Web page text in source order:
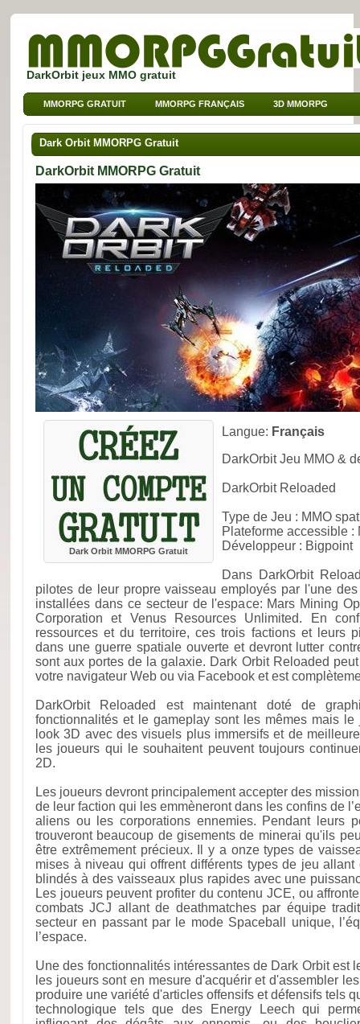
DarkOrbit jeux MMO gratuit
MMORPG GRATUIT MMORPG FRANÇAIS 3D MMORPG
JEUX SUR NAVIGATEUR MMO POUR ENFANTS
MMO DE SPORT
Dark Orbit MMORPG Gratuit
DarkOrbit MMORPG Gratuit
Dark Orbit MMORPG Gratuit
Langue: Français
DarkOrbit Jeu MMO &
DarkOrbit Reloaded
Type de Jeu : MMO
Plateforme accessible :
Développeur : Bigpoint
Dans DarkOrbit
pilotes de leur propre vaisseau employés par l'une
installées dans ce secteur de l'espace: Mars Mining
Corporation et Venus Resources Unlimited. En
ressources et du territoire, ces trois factions et leurs
dans une guerre spatiale ouverte et devront lutter
sont aux portes de la galaxie. Dark Orbit Reloaded
votre navigateur Web ou via Facebook et est
DarkOrbit Reloaded est maintenant doté de
fonctionnalités et le gameplay sont les mêmes mais
look 3D avec des visuels plus immersifs et de
les joueurs qui le souhaitent peuvent toujours
2D.
Les joueurs devront principalement accepter des
de leur faction qui les emmèneront dans les confins de
aliens ou les corporations ennemies. Pendant leurs
trouveront beaucoup de gisements de minerai qu'ils
être extrêmement précieux. Il y a onze types de
mises à niveau qui offrent différents types de jeu
blindés à des vaisseaux plus rapides avec une
Les joueurs peuvent profiter du contenu JCE, ou
combats JCJ allant de deathmatches par équipe
secteur en passant par le mode Spaceball unique,
l’espace.
Une des fonctionnalités intéressantes de Dark Orbit est
les joueurs sont en mesure d'acquérir et d'assembler
produire une variété d'articles offensifs et défensifs tels
technologique tels que des Energy Leech qui